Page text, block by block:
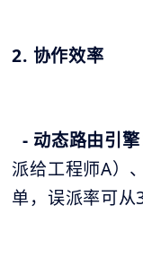
2. 协作效率
- 动态路由引
派给工程师A）
单，误派率可从